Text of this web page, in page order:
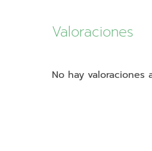
Valoraciones
No hay valoraciones